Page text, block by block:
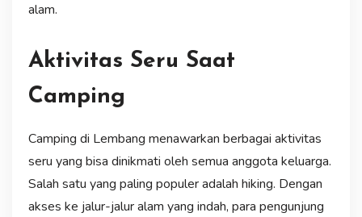
alam.
Aktivitas Seru Saat
Camping
Camping di Lembang menawarkan berbagai aktivitas
seru yang bisa dinikmati oleh semua anggota keluarga.
Salah satu yang paling populer adalah hiking. Dengan
akses ke jalur-jalur alam yang indah, para pengunjung